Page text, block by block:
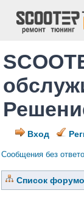
Вход
Сообщения без
Список